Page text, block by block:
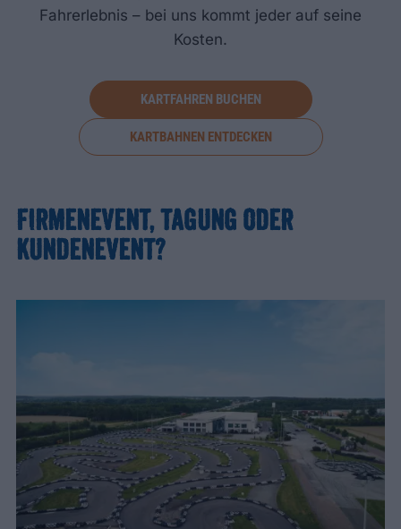
Fahrerlebnis – bei uns kommt jeder auf seine
Kosten.
KARTFAHREN BUCHEN
KARTBAHNEN ENTDECKEN
FIRMENEVENT, TAGUNG ODER
KUNDENEVENT?